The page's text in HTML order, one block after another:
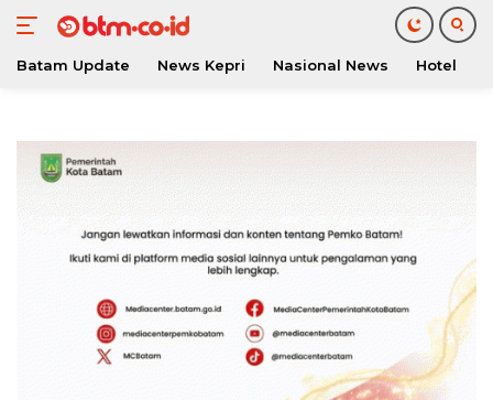
konten
Batam Update News Kepri Nasional News Hotel